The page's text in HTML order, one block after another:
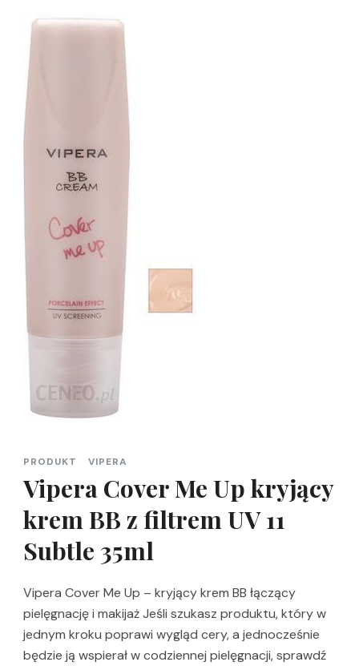
PRODUKT VIPERA
Vipera Cover Me Up kryjący
krem BB z filtrem UV 11
Subtle 35ml
Vipera Cover Me Up – kryjący krem BB łączący
pielęgnację i makijaż Jeśli szukasz produktu, który w
jednym kroku poprawi wygląd cery, a jednocześnie
będzie ją wspierał w codziennej pielęgnacji, sprawdź